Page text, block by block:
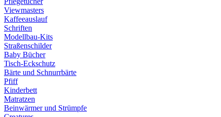
Viewmasters
Kaffeeauslauf
Schriften
Modellbau-Kits
Straßenschilder
Baby Bücher
Tisch-Eckschutz
Bärte und Schnurrbärte
Pfiff
Kinderbett
Matratzen
Beinwärmer und Strümpfe